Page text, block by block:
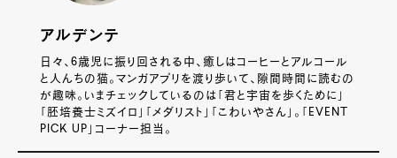
アルデンテ
日々、6歳児に振り回される中、癒しはコーヒーとアルコール
と人んちの猫。マンガアプリを渡り歩いて、隙間時間に読むの
が趣味。いまチェックしているのは「君と宇宙を歩くために」
「胚培養士ミズイロ」「メダリスト」「こわいやさん」。「EVENT
PICK UP」コーナー担当。